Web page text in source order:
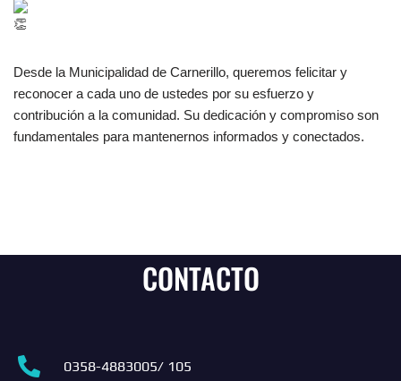
Desde la Municipalidad de Carnerillo, queremos felicitar y
reconocer a cada uno de ustedes por su esfuerzo y
contribución a la comunidad. Su dedicación y compromiso son
fundamentales para mantenernos informados y conectados.
CONTACTO
0358-4883005/ 105